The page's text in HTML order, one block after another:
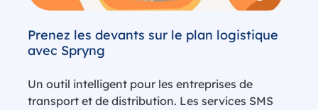
Prenez les devants sur le plan logistique
avec Spryng
Un outil intelligent pour les entreprises de
transport et de distribution. Les services SMS